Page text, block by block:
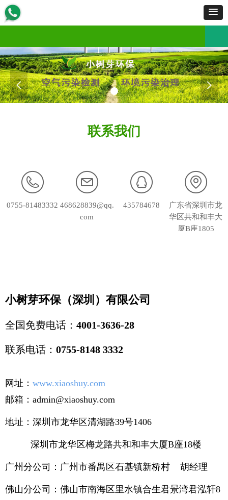
首页 服务范围服务流程工程案例产品展示新闻资讯资质荣誉招商加盟关于我们
联
联系我们
넳 넲
0755-81483332 468628839@qq.
com
435784678
广东省深圳市龙
华区共和和丰大
厦B座1805
小树芽环保（深圳）有限公司
全国免费电话： 4001-3636-28
联系电话： 0755-8148 3332
网址： www.xiaoshuy.com
邮箱：admin@xiaoshuy.com
地址：深圳市龙华区清湖路39号1406
深圳市龙华区梅龙路共和和丰大厦B座18楼
广州分公司：广州市番禺区石基镇新桥村 胡经理
佛山分公司：佛山市南海区里水镇合生君景湾君泓轩8